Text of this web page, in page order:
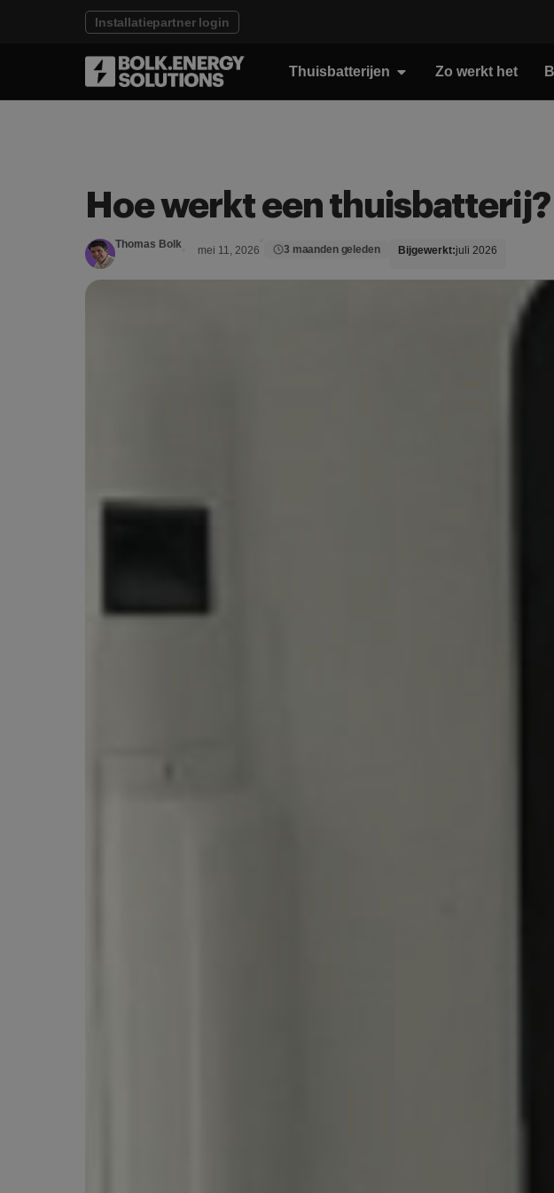
Installatiepartner login
Thuisbatterijen Zo werkt het
Hoe werkt een thuisbatterij?
Thomas Bolk mei 11, 2026 3 maanden geleden Bijgewerkt:juli 2026